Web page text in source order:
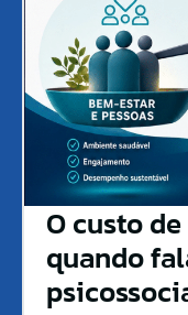
O custo
quando